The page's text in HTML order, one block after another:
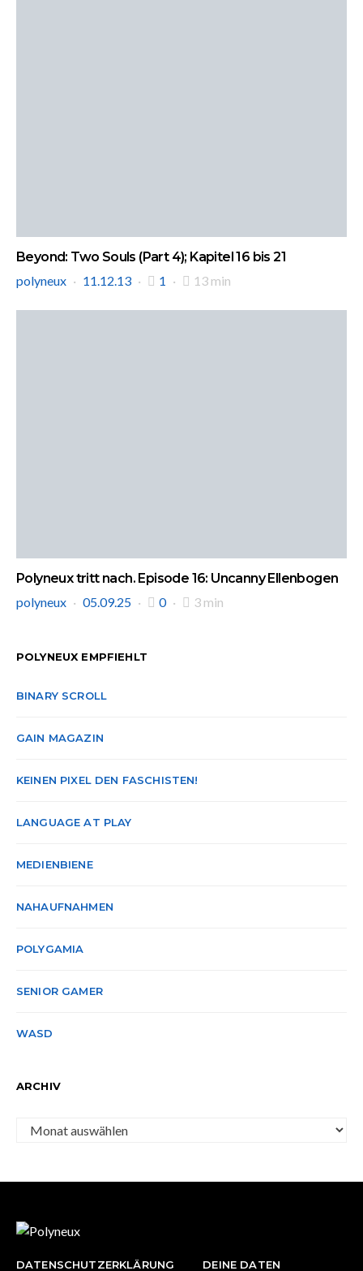
Beyond: Two Souls (Part 4); Kapitel 16 bis 21
polyneux
11.12.13 1 13 min
Polyneux tritt nach. Episode 16: Uncanny Ellenbogen
polyneux
05.09.25 0 3 min
POLYNEUX EMPFIEHLT
BINARY SCROLL
GAIN MAGAZIN
KEINEN PIXEL DEN FASCHISTEN!
LANGUAGE AT PLAY
MEDIENBIENE
NAHAUFNAHMEN
POLYGAMIA
SENIOR GAMER
WASD
ARCHIV
Archiv
DATENSCHUTZERKLÄRUNG DEINE DATEN